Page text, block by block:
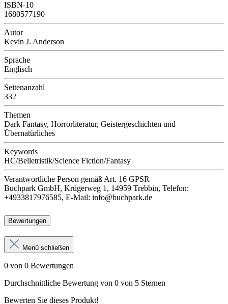
ISBN-10
1680577190
Autor
Kevin J. Anderson
Sprache
Englisch
Seitenanzahl
332
Themen
Dark Fantasy, Horrorliteratur, Geistergeschichten und
Übernatürliches
Keywords
HC/Belletristik/Science Fiction/Fantasy
Verantwortliche Person gemäß Art. 16 GPSR
Buchpark GmbH, Krügerweg 1, 14959 Trebbin, Telefon:
+4933817976585, E-Mail: info@buchpark.de
Bewertungen
Menü schließen
0 von 0 Bewertungen
Durchschnittliche Bewertung von 0 von 5 Sternen
Bewerten Sie dieses Produkt!